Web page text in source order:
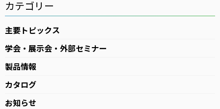
在宅医療
医療ガスパイピングシステム
バイオ機器
イベント・セミナー
カテゴリー
主要トピックス
学会・展示会・外部セミナー
製品情報
カタログ
お知らせ